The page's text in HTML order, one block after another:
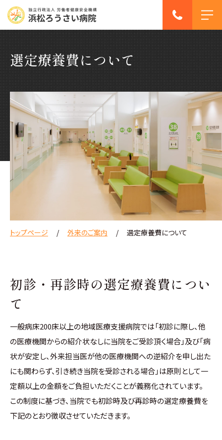
選定療養費について
トップページ 外来のご案内 選定療養費について
初診・再診時の選定療養費につい
て
一般病床200床以上の地域医療支援病院では「初診に際し、他
の医療機関からの紹介状なしに当院をご受診頂く場合」及び「病
状が安定し、外来担当医が他の医療機関への逆紹介を申し出た
にも関わらず、引き続き当院を受診される場合」は原則として一
定額以上の金額をご負担いただくことが義務化されています。
この制度に基づき、当院でも初診時及び再診時の選定療養費を
下記のとおり徴収させていただきます。